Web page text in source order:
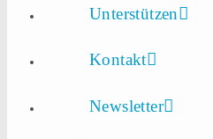
Unterstützen
Kontakt
Newsletter